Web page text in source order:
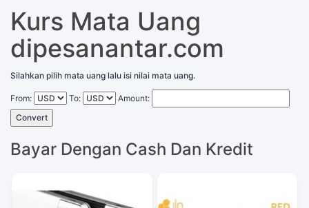
Kurs Mata Uang
dipesanantar.com
Silahkan pilih mata uang lalu isi nilai mata uang.
From: To:
Amount:
Convert
Bayar Dengan Cash Dan Kredit